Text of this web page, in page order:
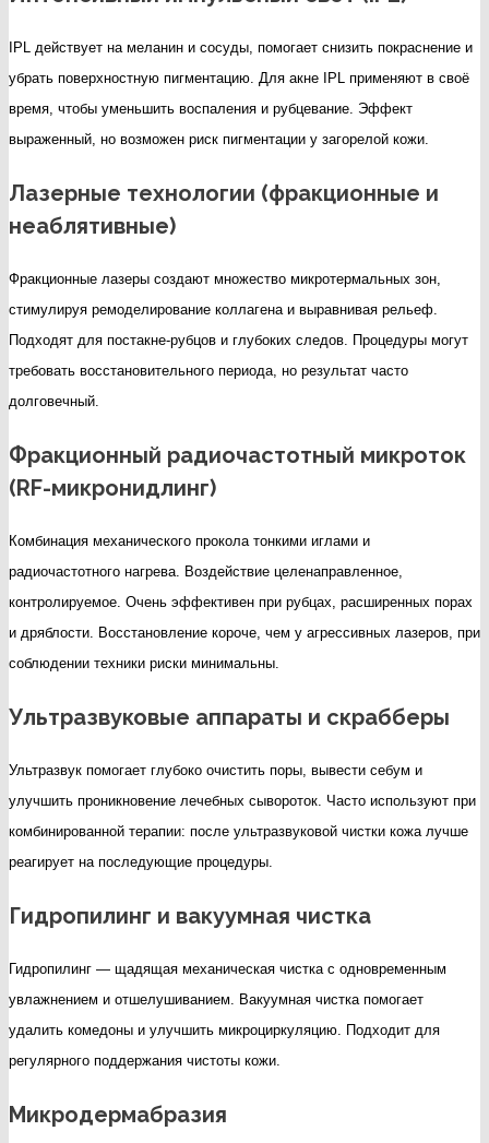
IPL действует на меланин и сосуды, помогает снизить покраснение и
убрать поверхностную пигментацию. Для акне IPL применяют в своё
время, чтобы уменьшить воспаления и рубцевание. Эффект
выраженный, но возможен риск пигментации у загорелой кожи.
Лазерные технологии (фракционные и
неаблятивные)
Фракционные лазеры создают множество микротермальных зон,
стимулируя ремоделирование коллагена и выравнивая рельеф.
Подходят для постакне-рубцов и глубоких следов. Процедуры могут
требовать восстановительного периода, но результат часто
долговечный.
Фракционный радиочастотный микроток
(RF-микронидлинг)
Комбинация механического прокола тонкими иглами и
радиочастотного нагрева. Воздействие целенаправленное,
контролируемое. Очень эффективен при рубцах, расширенных порах
и дряблости. Восстановление короче, чем у агрессивных лазеров, при
соблюдении техники риски минимальны.
Ультразвуковые аппараты и скрабберы
Ультразвук помогает глубоко очистить поры, вывести себум и
улучшить проникновение лечебных сывороток. Часто используют при
комбинированной терапии: после ультразвуковой чистки кожа лучше
реагирует на последующие процедуры.
Гидропилинг и вакуумная чистка
Гидропилинг — щадящая механическая чистка с одновременным
увлажнением и отшелушиванием. Вакуумная чистка помогает
удалить комедоны и улучшить микроциркуляцию. Подходит для
регулярного поддержания чистоты кожи.
Микродермабразия